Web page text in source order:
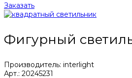
Заказать
Фигурный
Производитель: interlight
Арт.: 20245231